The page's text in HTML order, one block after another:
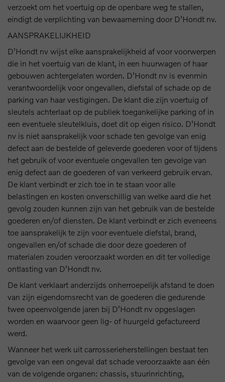
verzoekt om het voertuig op de openbare weg te stallen,
eindigt de verplichting van bewaarneming door D’Hondt nv.
AANSPRAKELIJKHEID
D’Hondt nv wijst elke aansprakelijkheid af voor voorwerpen
die in het voertuig van de klant, in een huurwagen of haar
gebouwen achtergelaten worden. D’Hondt nv is evenmin
verantwoordelijk voor ongevallen, diefstal of schade op de
parking van haar vestigingen. De klant die zijn voertuig of
sleutels achterlaat op de publiek toegankelijke parking of in
een eventuele sleutelkluis, doet dit op eigen risico. D’Hondt
nv is niet aansprakelijk voor schade ten gevolge van enig
defect aan de bestelde of geleverde goederen voor of tijdens
het gebruik of voor eventuele ongevallen ten gevolge van
enig defect aan de goederen of van verkeerd gebruik ervan.
De klant verbindt er zich toe in te staan voor alle
belastingen en kosten onverschillig van welke aard die het
gevolg zouden kunnen zijn van het gebruik van de bestelde
goederen en/of diensten. De klant verbindt er zich eveneens
toe aansprakelijk te zijn voor eventuele diefstal, brand,
ongevallen en/of schade die door deze goederen of
materialen zouden veroorzaakt worden en dit ter volledige
ontlasting van D’Hondt nv.
De klant verklaart anderzijds onherroepelijk afstand te doen
van zijn eigendomsrecht van de goederen die gedurende
twee opeenvolgende jaren bij D’Hondt nv opgeslagen
worden en waarvoor geen lig- of huurgeld gefactureerd
werd.
Wanneer het werk uit carrosserieherstellingen bestaat ten
gevolge van een ongeval dat schade veroorzaakte aan één
van de volgende organen: chassis, stuurinrichting,